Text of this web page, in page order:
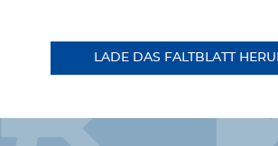
LADE DAS FALTBLATT